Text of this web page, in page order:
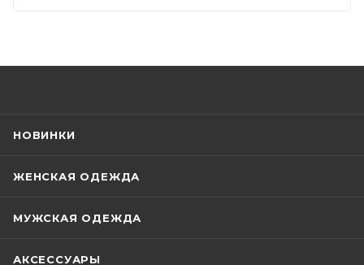
НОВИНКИ
ЖЕНСКАЯ ОДЕЖДА
МУЖСКАЯ ОДЕЖДА
АКСЕССУАРЫ